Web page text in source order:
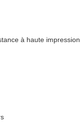
à haute impression